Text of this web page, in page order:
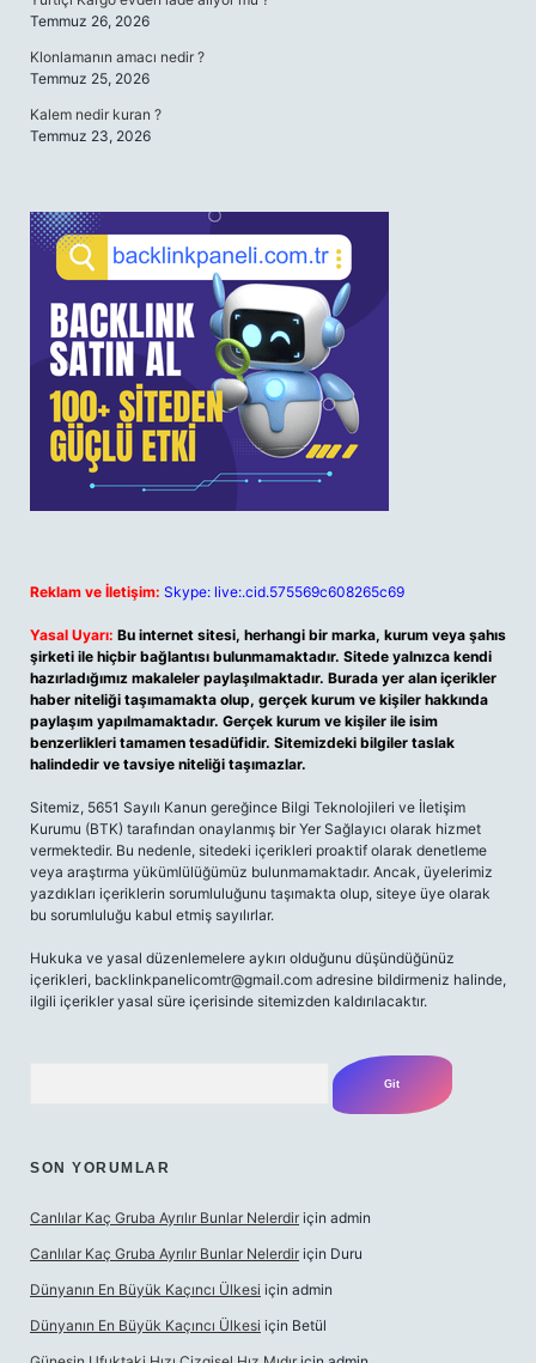
Temmuz 26, 2026
Klonlamanın amacı nedir ?
Temmuz 25, 2026
Kalem nedir kuran ?
Temmuz 23, 2026
Reklam ve İletişim: Skype: live:.cid.575569c608265c69
Yasal Uyarı: Bu internet sitesi, herhangi bir marka, kurum veya şahıs
şirketi ile hiçbir bağlantısı bulunmamaktadır. Sitede yalnızca kendi
hazırladığımız makaleler paylaşılmaktadır. Burada yer alan içerikler
haber niteliği taşımamakta olup, gerçek kurum ve kişiler hakkında
paylaşım yapılmamaktadır. Gerçek kurum ve kişiler ile isim
benzerlikleri tamamen tesadüfidir. Sitemizdeki bilgiler taslak
halindedir ve tavsiye niteliği taşımazlar.
Sitemiz, 5651 Sayılı Kanun gereğince Bilgi Teknolojileri ve İletişim
Kurumu (BTK) tarafından onaylanmış bir Yer Sağlayıcı olarak hizmet
vermektedir. Bu nedenle, sitedeki içerikleri proaktif olarak denetleme
veya araştırma yükümlülüğümüz bulunmamaktadır. Ancak, üyelerimiz
yazdıkları içeriklerin sorumluluğunu taşımakta olup, siteye üye olarak
bu sorumluluğu kabul etmiş sayılırlar.
Hukuka ve yasal düzenlemelere aykırı olduğunu düşündüğünüz
içerikleri, backlinkpanelicomtr@gmail.com adresine bildirmeniz halinde,
ilgili içerikler yasal süre içerisinde sitemizden kaldırılacaktır.
SON YORUMLAR
Canlılar Kaç Gruba Ayrılır Bunlar Nelerdir için admin
Canlılar Kaç Gruba Ayrılır Bunlar Nelerdir için Duru
Dünyanın En Büyük Kaçıncı Ülkesi için admin
Dünyanın En Büyük Kaçıncı Ülkesi için Betül